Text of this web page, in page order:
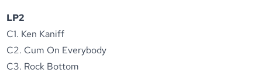
LP2
C1. Ken Kaniff
C2. Cum On Everybody
C3. Rock Bottom